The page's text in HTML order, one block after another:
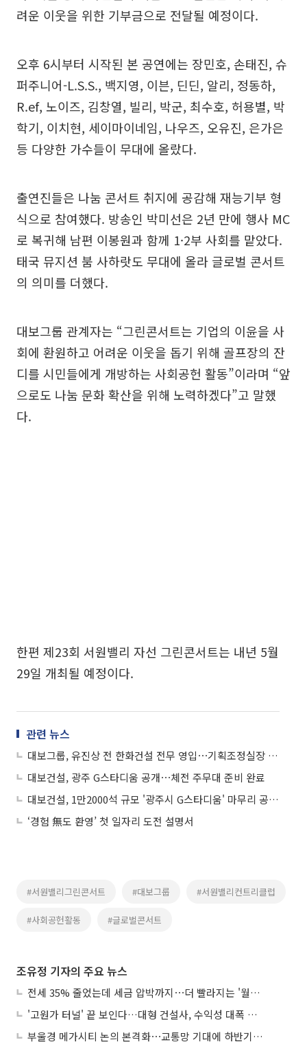
려운 이웃을 위한 기부금으로 전달될 예정이다.
오후 6시부터 시작된 본 공연에는 장민호, 손태진, 슈
퍼주니어-L.S.S., 백지영, 이븐, 딘딘, 알리, 정동하,
R.ef, 노이즈, 김창열, 빌리, 박군, 최수호, 허용별, 박
학기, 이치현, 세이마이네임, 나우즈, 오유진, 은가은
등 다양한 가수들이 무대에 올랐다.
출연진들은 나눔 콘서트 취지에 공감해 재능기부 형
식으로 참여했다. 방송인 박미선은 2년 만에 행사 MC
로 복귀해 남편 이봉원과 함께 1·2부 사회를 맡았다.
태국 뮤지션 붐 사하랏도 무대에 올라 글로벌 콘서트
의 의미를 더했다.
대보그룹 관계자는 “그린콘서트는 기업의 이윤을 사
회에 환원하고 어려운 이웃을 돕기 위해 골프장의 잔
디를 시민들에게 개방하는 사회공헌 활동”이라며 “앞
으로도 나눔 문화 확산을 위해 노력하겠다”고 말했
다.
한편 제23회 서원밸리 자선 그린콘서트는 내년 5월
29일 개최될 예정이다.
관련 뉴스
대보그룹, 유진상 전 한화건설 전무 영입⋯기획조정실장 부사장 선임
대보건설, 광주 G스타디움 공개⋯체전 주무대 준비 완료
대보건설, 1만2000석 규모 '광주시 G스타디움' 마무리 공사 박차
‘경험 無도 환영’ 첫 일자리 도전 설명서
#서원밸리그린콘서트 #대보그룹 #서원밸리컨트리클럽
#사회공헌활동 #글로벌콘서트
조유정 기자의 주요 뉴스
전세 35% 줄었는데 세금 압박까지⋯더 빨라지는 '월세화'
'고원가 터널' 끝 보인다…대형 건설사, 수익성 대폭 개선
부울경 메가시티 논의 본격화⋯교통망 기대에 하반기 분양시장 '주목'